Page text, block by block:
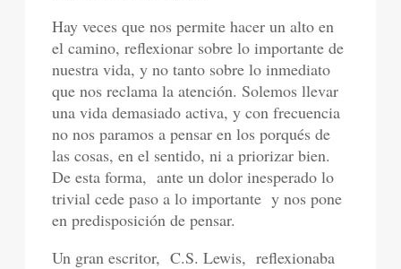
Hay veces que nos permite hacer un alto en
el camino, reflexionar sobre lo importante de
nuestra vida, y no tanto sobre lo inmediato
que nos reclama la atención. Solemos llevar
una vida demasiado activa, y con frecuencia
no nos paramos a pensar en los porqués de
las cosas, en el sentido, ni a priorizar bien.
De esta forma, ante un dolor inesperado lo
trivial cede paso a lo importante y nos pone
en predisposición de pensar.
Un gran escritor, C.S. Lewis, reflexionaba